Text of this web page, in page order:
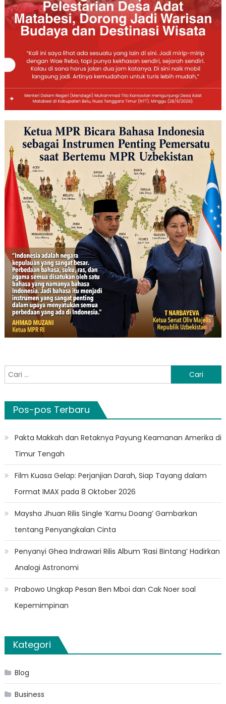
Cari
untuk:
Pos-pos Terbaru
Pakta Makkah dan Retaknya Payung Keamanan Amerika di
Timur Tengah
Film Kuasa Gelap: Perjanjian Darah, Siap Tayang dalam
Format IMAX pada 8 Oktober 2026
Maysha Jhuan Rilis Single ‘Kamu Doang’ Gambarkan
tentang Penyangkalan Cinta
Penyanyi Ghea Indrawari Rilis Album ‘Rasi Bintang’ Hadirkan
Analogi Astronomi
Prabowo Ungkap Pesan Ben Mboi dan Cak Noer soal
Kepemimpinan
Kategori
Blog
Business